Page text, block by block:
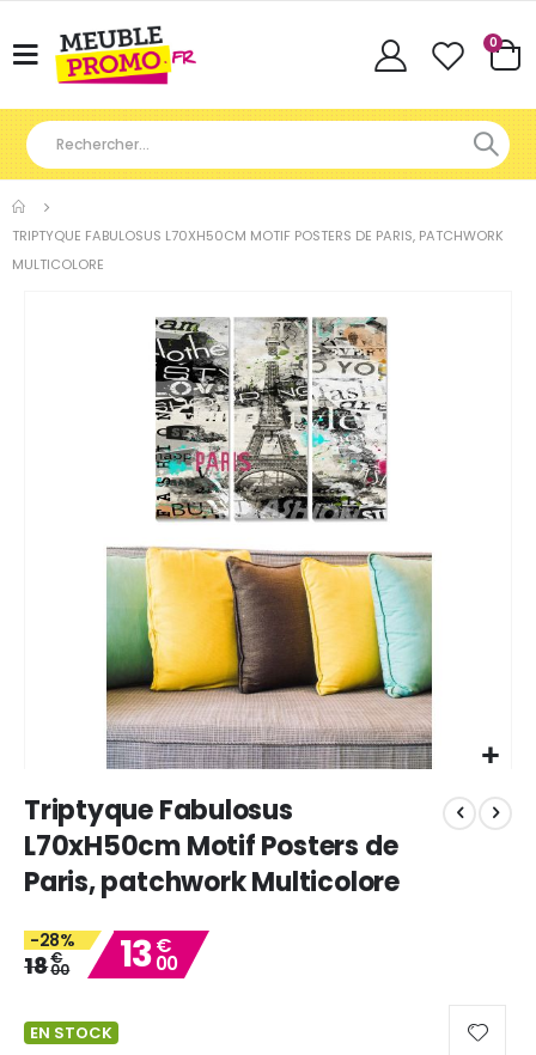
Basculer
Cart
0
TRIPTYQUE FABULOSUS L70XH50CM MOTIF POSTERS DE PARIS, PATCHWORK
MULTICOLORE
to
the
beginning
of
images
gallery
Triptyque Fabulosus
L70xH50cm Motif Posters de
Paris, patchwork Multicolore
-28%
18€
00 13€
00
EN STOCK